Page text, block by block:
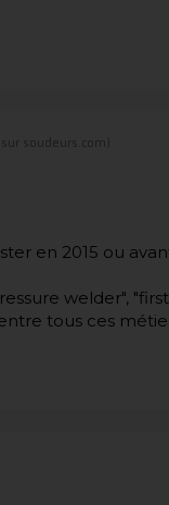
soudeurs.com)
en 2015 ou
welder",
tous ces